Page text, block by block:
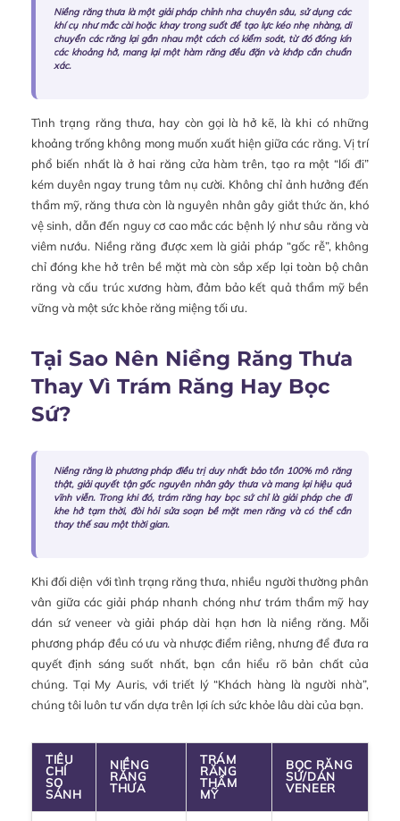
Niềng răng thưa là một giải pháp chỉnh nha chuyên sâu, sử dụng các
khí cụ như mắc cài hoặc khay trong suốt để tạo lực kéo nhẹ nhàng, di
chuyển các răng lại gần nhau một cách có kiểm soát, từ đó đóng kín
các khoảng hở, mang lại một hàm răng đều đặn và khớp cắn chuẩn
xác.
Tình trạng răng thưa, hay còn gọi là hở kẽ, là khi có những
khoảng trống không mong muốn xuất hiện giữa các răng. Vị trí
phổ biến nhất là ở hai răng cửa hàm trên, tạo ra một “lối đi”
kém duyên ngay trung tâm nụ cười. Không chỉ ảnh hưởng đến
thẩm mỹ, răng thưa còn là nguyên nhân gây giắt thức ăn, khó
vệ sinh, dẫn đến nguy cơ cao mắc các bệnh lý như sâu răng và
viêm nướu. Niềng răng được xem là giải pháp “gốc rễ”, không
chỉ đóng khe hở trên bề mặt mà còn sắp xếp lại toàn bộ chân
răng và cấu trúc xương hàm, đảm bảo kết quả thẩm mỹ bền
vững và một sức khỏe răng miệng tối ưu.
Tại Sao Nên Niềng Răng Thưa
Thay Vì Trám Răng Hay Bọc
Sứ?
Niềng răng là phương pháp điều trị duy nhất bảo tồn 100% mô răng
thật, giải quyết tận gốc nguyên nhân gây thưa và mang lại hiệu quả
vĩnh viễn. Trong khi đó, trám răng hay bọc sứ chỉ là giải pháp che đi
khe hở tạm thời, đòi hỏi sửa soạn bề mặt men răng và có thể cần
thay thế sau một thời gian.
Khi đối diện với tình trạng răng thưa, nhiều người thường phân
vân giữa các giải pháp nhanh chóng như trám thẩm mỹ hay
dán sứ veneer và giải pháp dài hạn hơn là niềng răng. Mỗi
phương pháp đều có ưu và nhược điểm riêng, nhưng để đưa ra
quyết định sáng suốt nhất, bạn cần hiểu rõ bản chất của
chúng. Tại My Auris, với triết lý “Khách hàng là người nhà”,
chúng tôi luôn tư vấn dựa trên lợi ích sức khỏe lâu dài của bạn.
TIÊU
CHÍ
SO
SÁNH
NIỀNG
RĂNG
THƯA
TRÁM
RĂNG
THẨM
MỸ
BỌC RĂNG
SỨ/DÁN
VENEER